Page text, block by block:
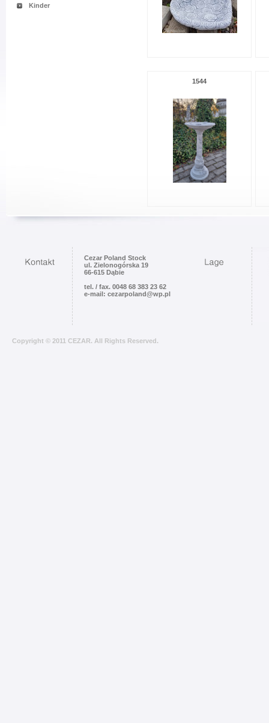
Kinder
1544
Cezar Poland Stock
ul. Zielonogórska 19
66-615 Dąbie
tel. / fax. 0048 68 383 23 62
e-mail: cezarpoland@wp.pl
Copyright © 2011 CEZAR. All Rights Reserved.